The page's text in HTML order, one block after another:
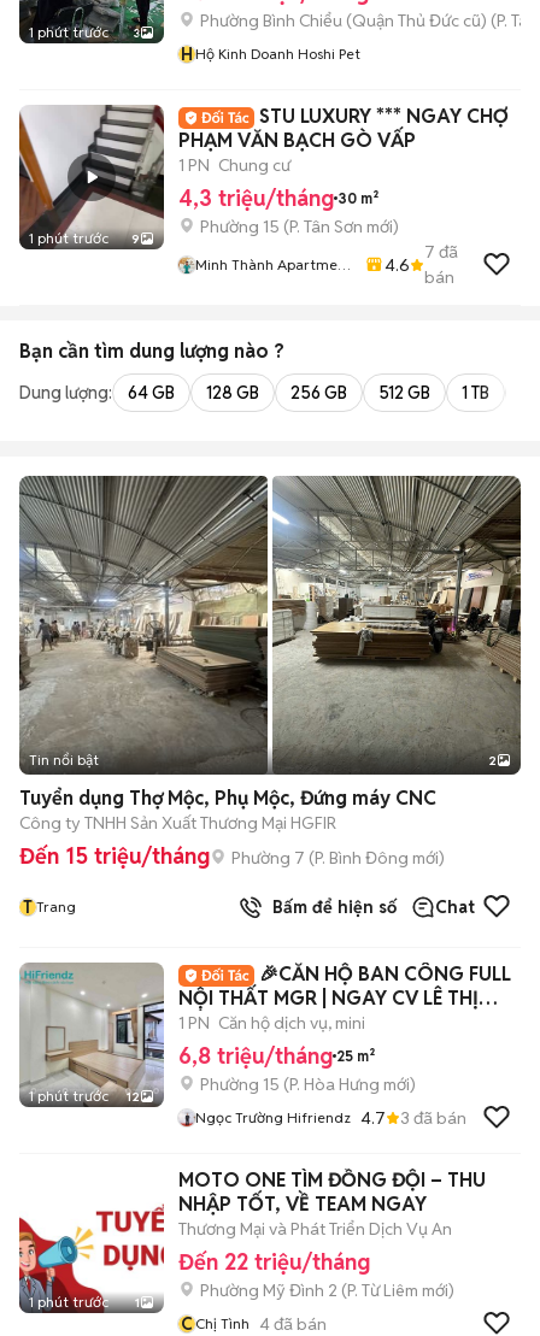
1 phút trước 3
Phường Bình Chiểu (Quận Thủ Đức cũ) (P.
HHộ Kinh Doanh Hoshi Pet
1 phút trước 9
STU LUXURY *** NGAY CHỢ
PHẠM VĂN BẠCH GÒ VẤP
1 PN Chung cư
4,3 triệu/tháng 30 m²
Phường 15 (P. Tân Sơn mới)
Minh Thành Apartment
4.6
7 đã
bán
Bạn cần tìm dung lượng nào ?
Dung lượng: 64 GB 128 GB 256 GB 512 GB 1 TB
Tin nổi bật 2
Tuyển dụng Thợ Mộc, Phụ Mộc, Đứng máy CNC
Công ty TNHH Sản Xuất Thương Mại HGFIR
Đến 15 triệu/tháng Phường 7 (P. Bình Đông mới)
T Trang Bấm để hiện số Chat
1 phút trước 12
🎉CĂN HỘ BAN CÔNG FULL
NỘI THẤT MGR | NGAY CV LÊ THỊ
RIÊNG
1 PN Căn hộ dịch vụ, mini
6,8 triệu/tháng 25 m²
Phường 15 (P. Hòa Hưng mới)
Ngọc Trường Hifriendz 4.7 3 đã bán
1 phút trước 1
MOTO ONE TÌM ĐỒNG ĐỘI – THU
NHẬP TỐT, VỀ TEAM NGAY
Thương Mại và Phát Triển Dịch Vụ An
Đến 22 triệu/tháng
Phường Mỹ Đình 2 (P. Từ Liêm mới)
CChị Tình 4đã bán